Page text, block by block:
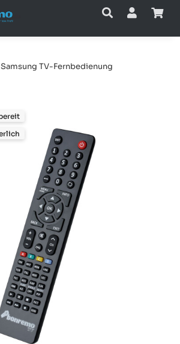
Samsung TV-Fernbedienung